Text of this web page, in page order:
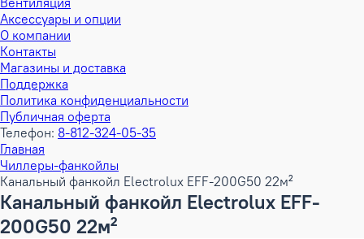
Аксессуары и опции
О компании
Контакты
Магазины и доставка
Поддержка
Политика конфиденциальности
Публичная оферта
Телефон: 8-812-324-05-35
Главная
Чиллеры-фанкойлы
Канальный фанкойл Electrolux EFF-200G50 22м²
Канальный фанкойл Electrolux EFF-
200G50 22м²